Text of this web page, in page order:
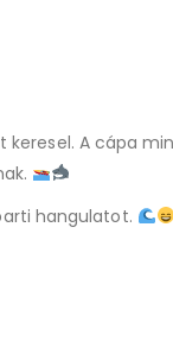
A cápa
hangulatot.